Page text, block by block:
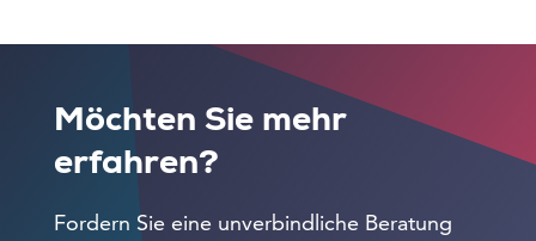
Möchten Sie mehr
erfahren?
Fordern Sie eine unverbindliche Beratung